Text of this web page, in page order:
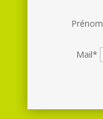
Prénom
Mail*